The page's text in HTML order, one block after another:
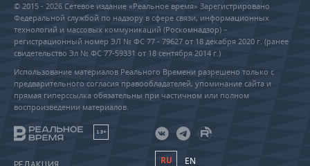
© 2015 - 2026 Сетевое издание «Реальное время» Зарегистрировано
Федеральной службой по надзору в сфере связи, информационных
технологий и массовых коммуникаций (Роскомнадзор) –
регистрационный номер ЭЛ № ФС 77 - 79627 от 18 декабря 2020 г. (ранее
свидетельство Эл № ФС 77-59331 от 18 сентября 2014 г.)
Использование материалов Реального Времени разрешено только с
предварительного согласия правообладателей, упоминание сайта и
прямая гиперссылка обязательны при частичном или полном
воспроизведении материалов.
18+
RU EN